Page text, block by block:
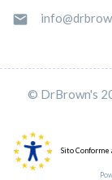

© DrBrown's
Sito